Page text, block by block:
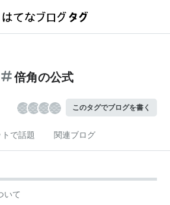
倍角の公式
このタグでブログを書く
で話題 関連ブログ
いて